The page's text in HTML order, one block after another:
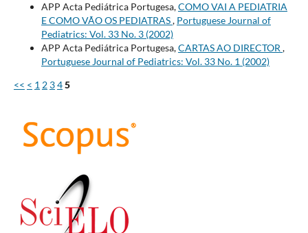
APP Acta Pediátrica Portugesa,COMO VAI A PEDIATRIA
E COMO VÃO OS PEDIATRAS, Portuguese Journal of
Pediatrics: Vol. 33 No. 3 (2002)
APP Acta Pediátrica Portugesa,CARTAS AO DIRECTOR ,
Portuguese Journal of Pediatrics: Vol. 33 No. 1 (2002)
<< < 1 2 345